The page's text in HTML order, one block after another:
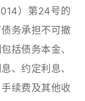
）第24号的
务承担不可撤
括债务本金、
、约定利息、
续费及其他收